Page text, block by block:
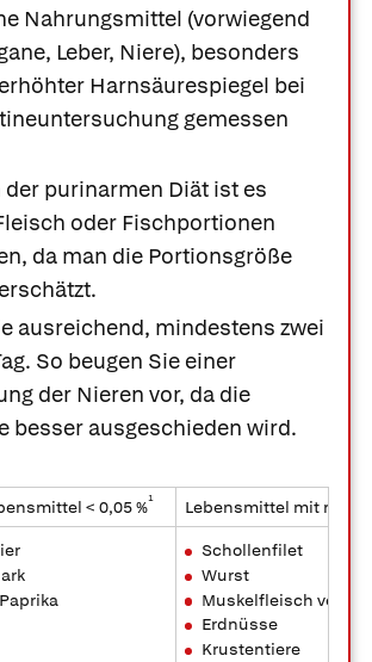
Nahrungsmittel (vorwiegend
Leber, Niere), besonders
Harnsäurespiegel bei
gemessen
der purinarmen Diät ist es
oder Fischportionen
da man die Portionsgröße
ausreichend, mindestens zwei
So beugen Sie einer
der Nieren vor, da die
besser ausgeschieden wird.
< 0,05 %1
Lebensmittel mit
Schollenfilet
Wurst
Muskelfleisch von
Erdnüsse
Krustentiere